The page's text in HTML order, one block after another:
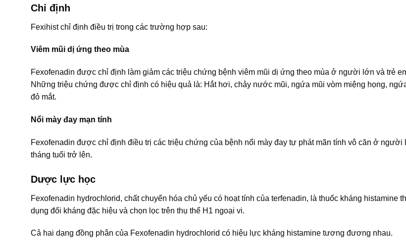
Chỉ định
Fexihist chỉ định điều trị trong các trường hợp sau:
Viêm mũi dị ứng theo mùa
Fexofenadin được chỉ định làm giảm các triệu chứng bệnh viêm mũi dị ứng theo mùa ở người lớn và trẻ
Những triệu chứng được chỉ định có hiệu quả là: Hắt hơi, chảy nước mũi, ngứa mũi vòm miệng họng,
đỏ mắt.
Nổi mày đay mạn tính
Fexofenadin được chỉ định điều trị các triệu chứng của bệnh nổi mày đay tự phát mãn tính vô căn ở người
tháng tuổi trở lên.
Dược lực học
Fexofenadin hydrochlorid, chất chuyển hóa chủ yếu có hoạt tính của terfenadin, là thuốc kháng histamine
dụng đối kháng đặc hiệu và chọn lọc trên thụ thể H1 ngoại vi.
Cả hai dạng đồng phân của Fexofenadin hydrochlorid có hiệu lực kháng histamine tương đương nhau.